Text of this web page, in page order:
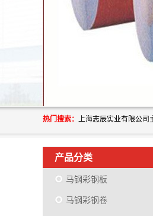
热门搜索：
产品分类
马钢彩钢板
马钢彩钢卷